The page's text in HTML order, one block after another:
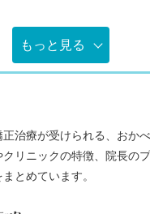
もっと見る
治療が受けられる、おか
リニックの特徴、院長の
とめています。